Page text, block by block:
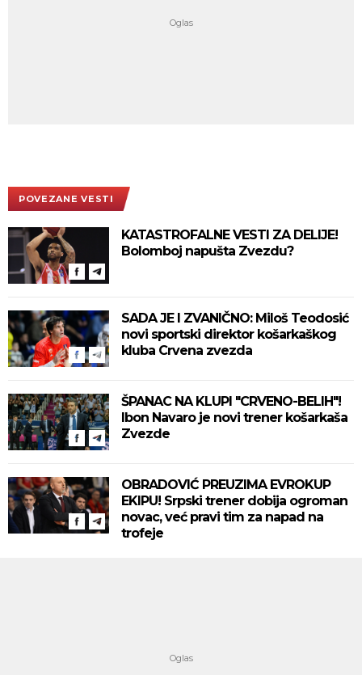
POVEZANE VESTI
KATASTROFALNE VESTI ZA DELIJE!
Bolomboj napušta Zvezdu?
SADA JE I ZVANIČNO: Miloš Teodosić
novi sportski direktor košarkaškog
kluba Crvena zvezda
ŠPANAC NA KLUPI "CRVENO-BELIH"!
Ibon Navaro je novi trener košarkaša
Zvezde
OBRADOVIĆ PREUZIMA EVROKUP
EKIPU! Srpski trener dobija ogroman
novac, već pravi tim za napad na
trofeje